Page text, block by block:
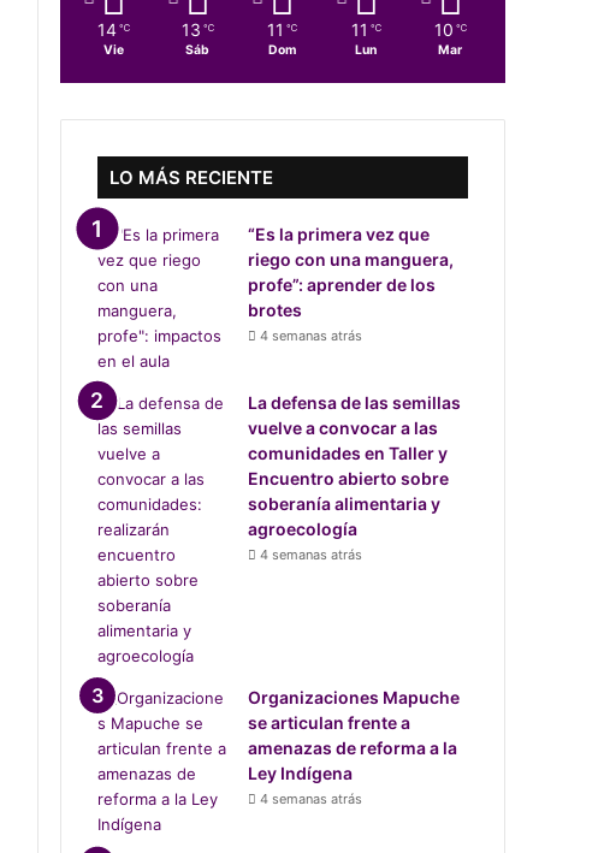
14 ℃
Vie
13 ℃
Sáb
11 ℃
Dom
11 ℃
Lun
10 ℃
Mar
LO MÁS RECIENTE
“Es la primera vez que
riego con una manguera,
profe”: aprender de los
brotes
4 semanas atrás
La defensa de las semillas
vuelve a convocar a las
comunidades en Taller y
Encuentro abierto sobre
soberanía alimentaria y
agroecología
4 semanas atrás
Organizaciones Mapuche
se articulan frente a
amenazas de reforma a la
Ley Indígena
4 semanas atrás